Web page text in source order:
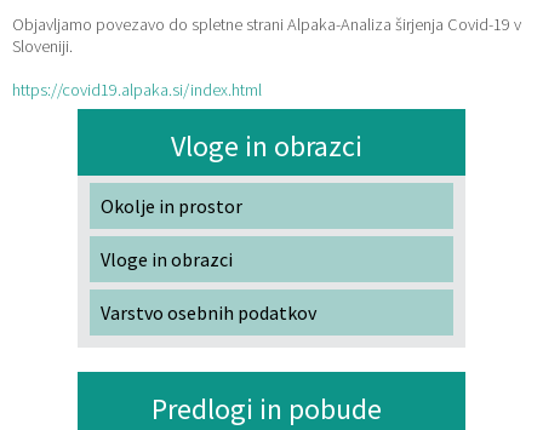
Objavljamo povezavo do spletne strani Alpaka-Analiza širjenja Covid-19 v
Sloveniji.
https://covid19.alpaka.si/index.html
Vloge in obrazci
Okolje in prostor
Vloge in obrazci
Varstvo osebnih podatkov
Predlogi in pobude
Katalog informacij javnega značaja
Lokalne volitve